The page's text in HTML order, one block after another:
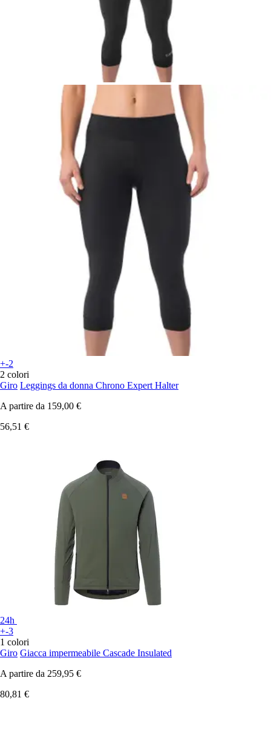
+-2
2 colori
Giro Leggings da donna Chrono Expert Halter
A partire da 159,00 €
56,51 €
24h
+-3
1 colori
Giro Giacca impermeabile Cascade Insulated
A partire da 259,95 €
80,81 €